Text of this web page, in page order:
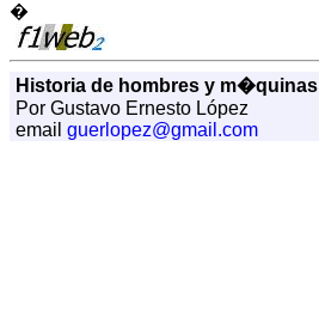
�
Historia de hombres y m�quinas
Por Gustavo Ernesto López
email guerlopez@gmail.com